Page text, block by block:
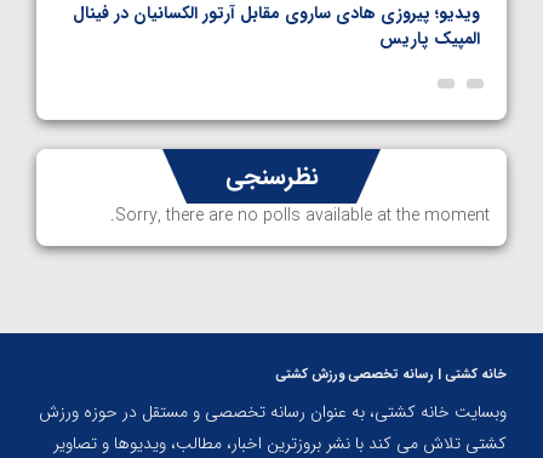
ویدیو؛ پیروزی هادی ساروی مقابل آرتور الکسانیان در فینال
المپیک پاریس
نظرسنجی
Sorry, there are no polls available at the moment.
خانه کشتی | رسانه تخصصی ورزش کشتی
وبسایت خانه کشتی، به عنوان رسانه تخصصی و مستقل در حوزه ورزش
کشتی تلاش می کند با نشر بروزترین اخبار، مطالب، ویدیوها و تصاویر